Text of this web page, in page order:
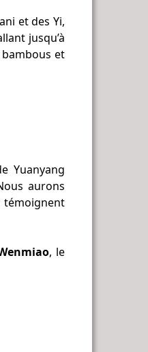
et des Yi,
jusqu’à
et
Yuanyang
aurons
témoignent
, le